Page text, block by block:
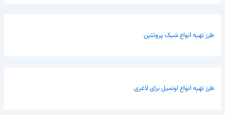
طرز تهیه انواع شیک پروتئین
طرز تهیه انواع اوتمیل برای لاغری